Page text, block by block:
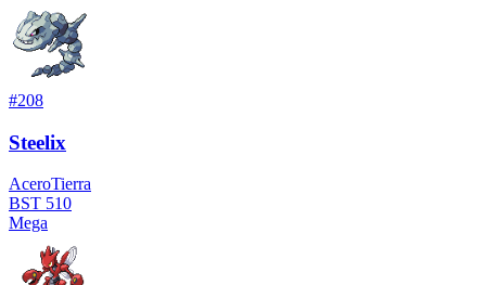
#208
Steelix
AceroTierra
BST 510
Mega